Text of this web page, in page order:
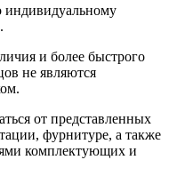
индивидуальному
и более быстрого
не являются
от представленных
фурнитуре, а также
комплектующих и